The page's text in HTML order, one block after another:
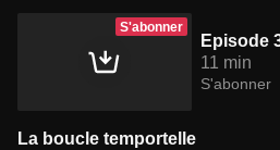
S'abonner
Episode
11 min
S'abonner
La boucle temportelle